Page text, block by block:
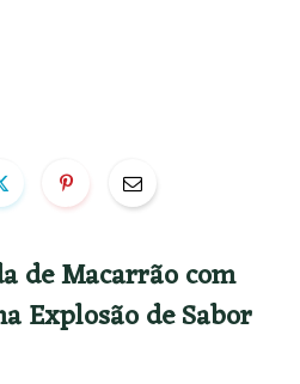
de Macarrão com
Explosão de Sabor